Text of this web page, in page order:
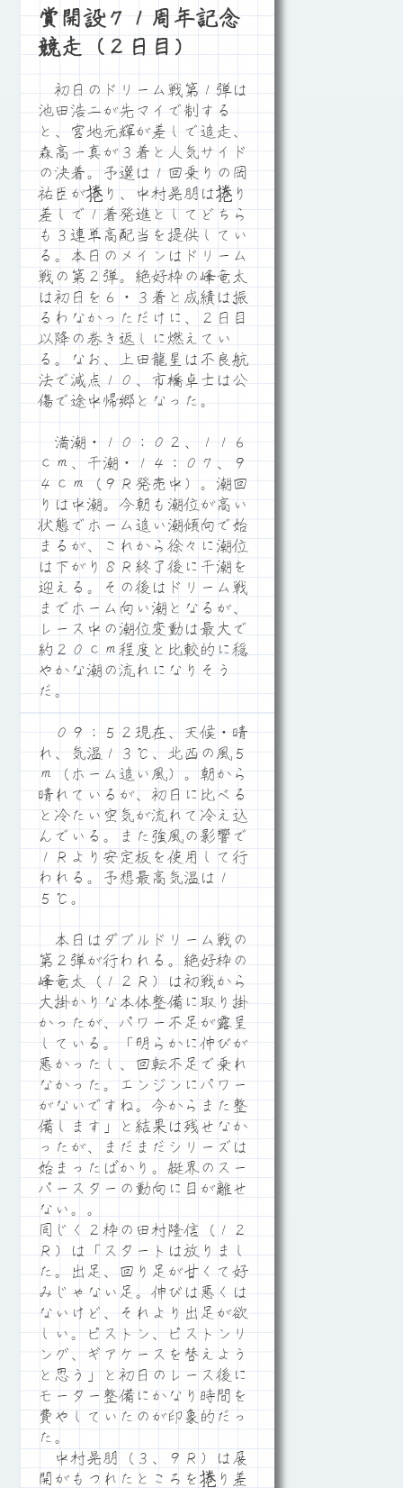
賞開設７１周年記念
競走（２日目）
初日のドリーム戦第１弾は
池田浩二が先マイで制する
と、宮地元輝が差しで追走、
森高一真が３着と人気サイド
の決着。予選は１回乗りの岡
祐臣が捲り、中村晃朋は捲り
差しで１着発進としてどちら
も３連単高配当を提供してい
る。本日のメインはドリーム
戦の第２弾。絶好枠の峰竜太
は初日を６・３着と成績は振
るわなかっただけに、２日目
以降の巻き返しに燃えてい
る。なお、上田龍星は不良航
法で減点１０、市橋卓士は公
傷で途中帰郷となった。
満潮・１０：０２、１１６
ｃｍ、干潮・１４：０７、９
４ｃｍ（９Ｒ発売中）。潮回
りは中潮。今朝も潮位が高い
状態でホーム追い潮傾向で始
まるが、これから徐々に潮位
は下がり８Ｒ終了後に干潮を
迎える。その後はドリーム戦
までホーム向い潮となるが、
レース中の潮位変動は最大で
約２０ｃｍ程度と比較的に穏
やかな潮の流れになりそう
だ。
０９：５２現在、天候・晴
れ、気温１３℃、北西の風５
ｍ（ホーム追い風）。朝から
晴れているが、初日に比べる
と冷たい空気が流れて冷え込
んでいる。また強風の影響で
１Ｒより安定板を使用して行
われる。予想最高気温は１
５℃。
本日はダブルドリーム戦の
第２弾が行われる。絶好枠の
峰竜太（１２Ｒ）は初戦から
大掛かりな本体整備に取り掛
かったが、パワー不足が露呈
している。「明らかに伸びが
悪かったし、回転不足で乗れ
なかった。エンジンにパワー
がないですね。今からまた整
備します」と結果は残せなか
ったが、まだまだシリーズは
始まったばかり。艇界のスー
パースターの動向に目が離せ
ない。。
同じく２枠の田村隆信（１２
Ｒ）は「スタートは放りまし
た。出足、回り足が甘くて好
みじゃない足。伸びは悪くは
ないけど、それより出足が欲
しい。ピストン、ピストンリ
ング、ギアケースを替えよう
と思う」と初日のレース後に
モーター整備にかなり時間を
費やしていたのが印象的だっ
た。
中村晃朋（３、９Ｒ）は展
開がもつれたところを捲り差